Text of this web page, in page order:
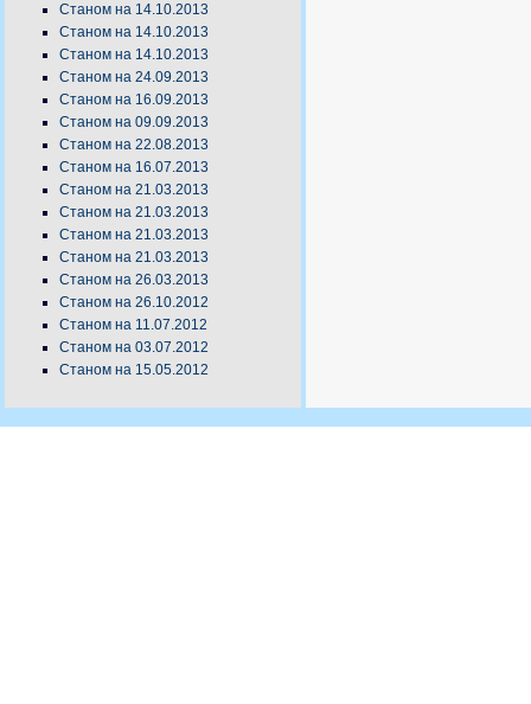
Станом на 14.10.2013
Станом на 14.10.2013
Станом на 14.10.2013
Станом на 24.09.2013
Станом на 16.09.2013
Станом на 09.09.2013
Станом на 22.08.2013
Станом на 16.07.2013
Станом на 21.03.2013
Станом на 21.03.2013
Станом на 21.03.2013
Станом на 21.03.2013
Станом на 26.03.2013
Станом на 26.10.2012
Станом на 11.07.2012
Станом на 03.07.2012
Станом на 15.05.2012